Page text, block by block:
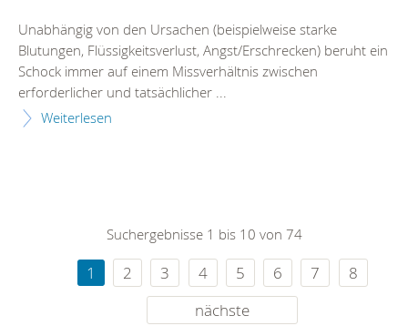
Unabhängig von den Ursachen (beispielweise starke
Blutungen, Flüssigkeitsverlust, Angst/Erschrecken) beruht ein
Schock immer auf einem Missverhältnis zwischen
erforderlicher und tatsächlicher ...
Weiterlesen
Suchergebnisse 1 bis 10 von 74
1 2 3 4 5 6 7
8
nächste